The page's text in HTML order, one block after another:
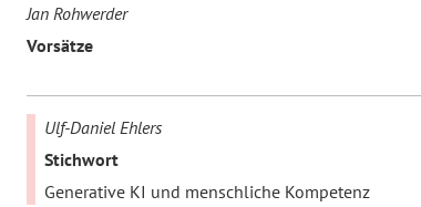
Jan Rohwerder
Vorsätze
Ulf-Daniel Ehlers
Stichwort
Generative KI und menschliche Kompetenz